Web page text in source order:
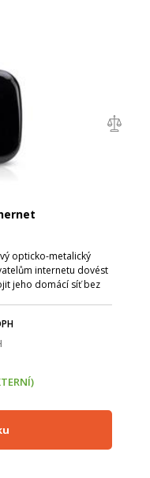
opticko-metalický
internetu dovést
jeho domácí síť bez